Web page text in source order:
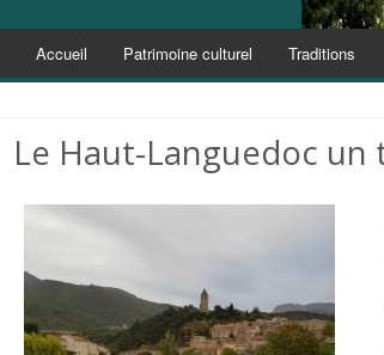
Accueil Patrimoine culturel Traditions
Le Haut-Languedoc